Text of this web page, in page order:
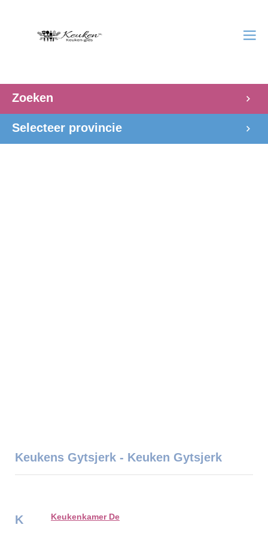
Zoeken
Selecteer provincie
Keukens Gytsjerk - Keuken Gytsjerk
K Keukenkamer De